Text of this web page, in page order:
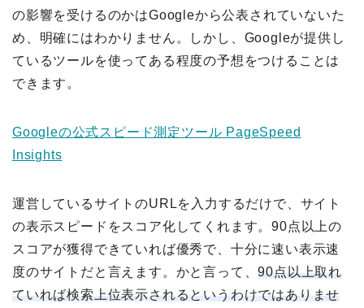
の影響を受けるのかはGoogleから公表されていないた
め、明確にはわかりません。しかし、Googleが提供し
ているツールを使ってある程度の予想をつけることは
できます。
Googleの公式スピード測定ツール PageSpeed
Insights
運営しているサイトのURLを入力するだけで、サイト
の表示スピードをスコア化してくれます。90点以上の
スコアが獲得できていれば優秀で、十分に速い表示速
度のサイトだと言えます。かと言って、90点以上取れ
ていれば検索上位表示されるというわけではありませ